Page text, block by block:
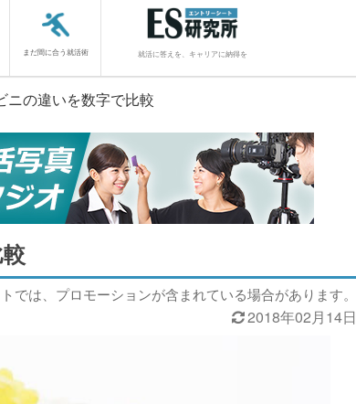
まだ間に合う就活術 就活に答えを、キャリアに納得を
ニの違いを数字で比較
では、プロモーションが含まれている場合があります。
2018年02月14日